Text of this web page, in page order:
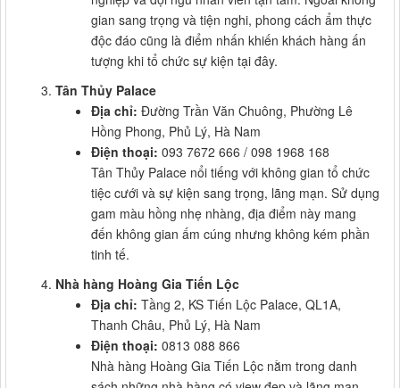
gian sang trọng và tiện nghi, phong cách ẩm thực
độc đáo cũng là điểm nhấn khiến khách hàng ấn
tượng khi tổ chức sự kiện tại đây.
Tân Thủy Palace
Địa chỉ: Đường Trần Văn Chuông, Phường Lê
Hồng Phong, Phủ Lý, Hà Nam
Điện thoại: 093 7672 666 / 098 1968 168
Tân Thủy Palace nổi tiếng với không gian tổ chức
tiệc cưới và sự kiện sang trọng, lãng mạn. Sử dụng
gam màu hồng nhẹ nhàng, địa điểm này mang
đến không gian ấm cúng nhưng không kém phần
tinh tế.
Nhà hàng Hoàng Gia Tiến Lộc
Địa chỉ: Tầng 2, KS Tiến Lộc Palace, QL1A,
Thanh Châu, Phủ Lý, Hà Nam
Điện thoại: 0813 088 866
Nhà hàng Hoàng Gia Tiến Lộc nằm trong danh